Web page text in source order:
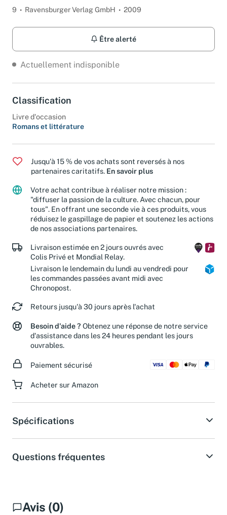
9 Ravensburger Verlag GmbH 2009
Être alerté
Actuellement indisponible
Classification
Livre d'occasion
Romans et littérature
Jusqu'à 15 % de vos achats sont reversés à nos
partenaires caritatifs. En savoir plus
Votre achat contribue à réaliser notre mission :
"diffuser la passion de la culture. Avec chacun, pour
tous". En offrant une seconde vie à ces produits, vous
réduisez le gaspillage de papier et soutenez les actions
de nos associations partenaires.
Livraison estimée en 2 jours ouvrés avec
Colis Privé et Mondial Relay.
Livraison le lendemain du lundi au vendredi pour
les commandes passées avant midi avec
Chronopost.
Retours jusqu'à 30 jours après l'achat
Besoin d'aide ? Obtenez une réponse de notre service
d'assistance dans les 24 heures pendant les jours
ouvrables.
Paiement sécurisé
Acheter sur Amazon
Spécifications
Questions fréquentes
Avis (0)